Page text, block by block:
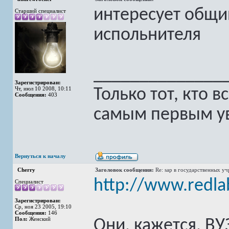
Старший специалист
Зарегистрирован:
Чт, июл 10 2008, 10:11
Сообщения: 403
интересует
испольнителя
Только тот, кто
самым первым
Вернуться к началу
Cherry Заголовок сообщения: Re: sap в государственных
Специалист
Зарегистрирован:
Ср, ноя 23 2005, 19:10
Сообщения: 146
Пол: Женский
http://